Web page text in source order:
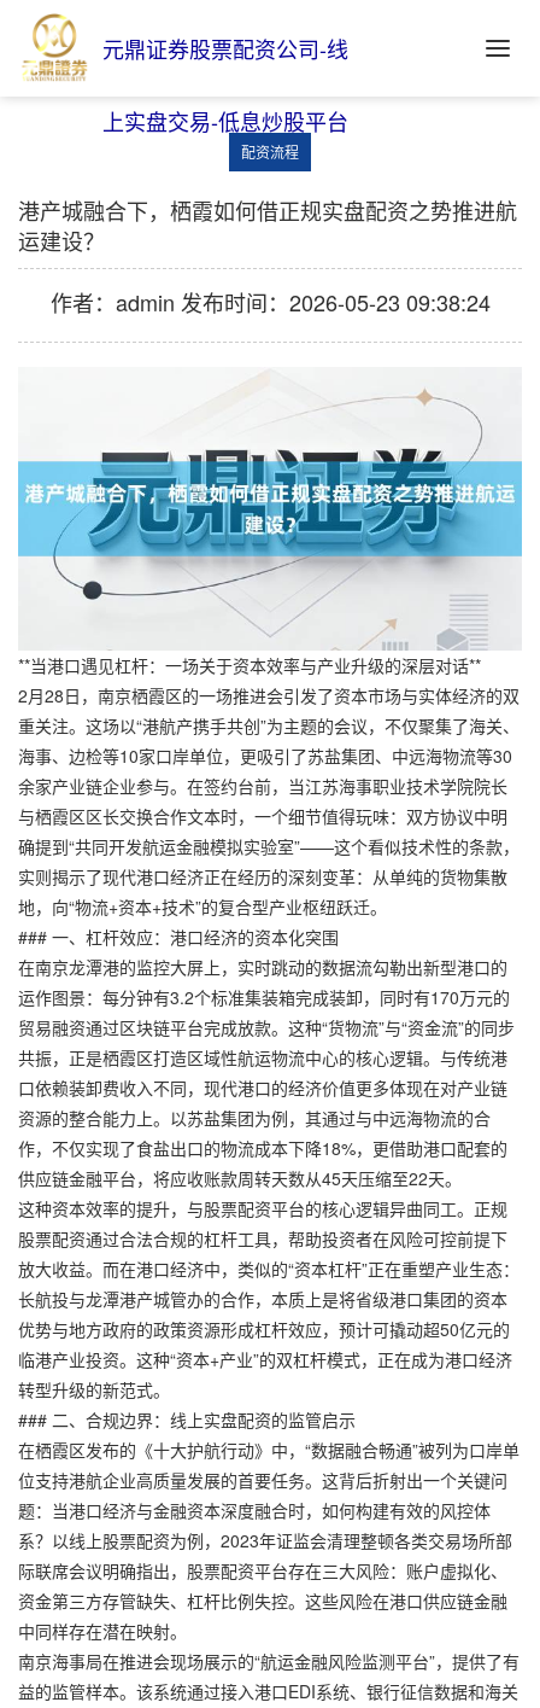
元鼎证券股票配资公司-线
上实盘交易-低息炒股平台
配资流程
港产城融合下，栖霞如何借正规实盘配资之势推进航
运建设？
作者：admin 发布时间：2026-05-23 09:38:24
**当港口遇见杠杆：一场关于资本效率与产业升级的深层对话**
2月28日，南京栖霞区的一场推进会引发了资本市场与实体经济的双
重关注。这场以“港航产携手共创”为主题的会议，不仅聚集了海关、
海事、边检等10家口岸单位，更吸引了苏盐集团、中远海物流等30
余家产业链企业参与。在签约台前，当江苏海事职业技术学院院长
与栖霞区区长交换合作文本时，一个细节值得玩味：双方协议中明
确提到“共同开发航运金融模拟实验室”——这个看似技术性的条款，
实则揭示了现代港口经济正在经历的深刻变革：从单纯的货物集散
地，向“物流+资本+技术”的复合型产业枢纽跃迁。
### 一、杠杆效应：港口经济的资本化突围
在南京龙潭港的监控大屏上，实时跳动的数据流勾勒出新型港口的
运作图景：每分钟有3.2个标准集装箱完成装卸，同时有170万元的
贸易融资通过区块链平台完成放款。这种“货物流”与“资金流”的同步
共振，正是栖霞区打造区域性航运物流中心的核心逻辑。与传统港
口依赖装卸费收入不同，现代港口的经济价值更多体现在对产业链
资源的整合能力上。以苏盐集团为例，其通过与中远海物流的合
作，不仅实现了食盐出口的物流成本下降18%，更借助港口配套的
供应链金融平台，将应收账款周转天数从45天压缩至22天。
这种资本效率的提升，与股票配资平台的核心逻辑异曲同工。正规
股票配资通过合法合规的杠杆工具，帮助投资者在风险可控前提下
放大收益。而在港口经济中，类似的“资本杠杆”正在重塑产业生态：
长航投与龙潭港产城管办的合作，本质上是将省级港口集团的资本
优势与地方政府的政策资源形成杠杆效应，预计可撬动超50亿元的
临港产业投资。这种“资本+产业”的双杠杆模式，正在成为港口经济
转型升级的新范式。
### 二、合规边界：线上实盘配资的监管启示
在栖霞区发布的《十大护航行动》中，“数据融合畅通”被列为口岸单
位支持港航企业高质量发展的首要任务。这背后折射出一个关键问
题：当港口经济与金融资本深度融合时，如何构建有效的风控体
系？以线上股票配资为例，2023年证监会清理整顿各类交易场所部
际联席会议明确指出，股票配资平台存在三大风险：账户虚拟化、
资金第三方存管缺失、杠杆比例失控。这些风险在港口供应链金融
中同样存在潜在映射。
南京海事局在推进会现场展示的“航运金融风险监测平台”，提供了有
益的监管样本。该系统通过接入港口EDI系统、银行征信数据和海关